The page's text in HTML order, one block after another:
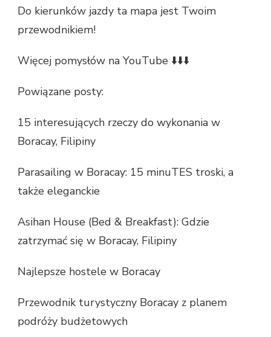
Do kierunków jazdy ta mapa jest Twoim
przewodnikiem!
Więcej pomysłów na YouTube ⬇️⬇️⬇️
Powiązane posty:
15 interesujących rzeczy do wykonania w
Boracay, Filipiny
Parasailing w Boracay: 15 minuTES troski, a
także eleganckie
Asihan House (Bed & Breakfast): Gdzie
zatrzymać się w Boracay, Filipiny
Najlepsze hostele w Boracay
Przewodnik turystyczny Boracay z planem
podróży budżetowych